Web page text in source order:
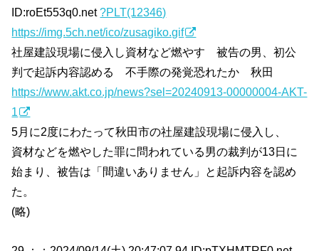
ID:roEt553q0.net?PLT(12346)
https://img.5ch.net/ico/zusagiko.gif
社屋建設現場に侵入し資材など燃やす 被告の男、初公
判で起訴内容認める 不手際の発覚恐れたか 秋田
https://www.akt.co.jp/news?sel=20240913-00000004-AKT-
1
5月に2度にわたって秋田市の社屋建設現場に侵入し、
資材などを燃やした罪に問われている男の裁判が13日に
始まり、被告は「間違いありません」と起訴内容を認め
た。
(略)